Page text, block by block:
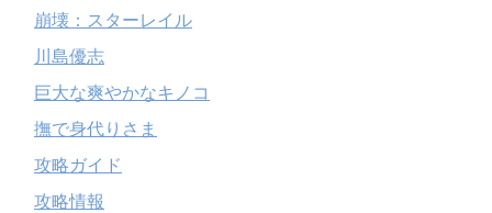
崩壊：スターレイル
川島優志
巨大な爽やかなキノコ
撫で身代りさま
攻略ガイド
攻略情報